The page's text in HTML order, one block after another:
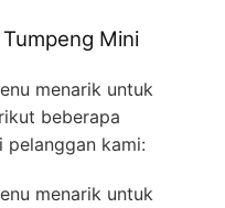
Mini
menarik untuk
beberapa
kami:
menarik untuk